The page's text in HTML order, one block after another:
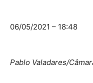
06/05/2021 – 18:48
Pablo Valadares/